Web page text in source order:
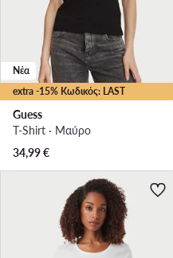
extra -15% Κωδικός: LAST
Νέα
Guess
T-Shirt · Μαύρο
34,99€